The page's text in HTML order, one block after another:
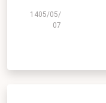
1405/05/
07